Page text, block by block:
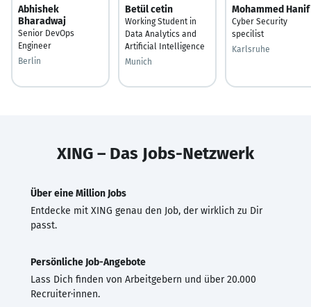
Abhishek
Bharadwaj
Senior DevOps
Engineer
Berlin
Betül cetin
Working Student in
Data Analytics and
Artificial Intelligence
Munich
Mohammed Hanif
Cyber Security
specilist
Karlsruhe
XING – Das Jobs-Netzwerk
Über eine Million Jobs
Entdecke mit XING genau den Job, der wirklich zu Dir
passt.
Persönliche Job-Angebote
Lass Dich finden von Arbeitgebern und über 20.000
Recruiter·innen.